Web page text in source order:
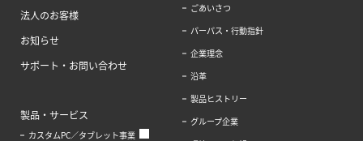
法人のお客様
お知らせ
サポート・お問い合わせ
製品・サービス
カスタムPC／タブレット事業
ごあいさつ
パーパス・行動指針
企業理念
沿革
製品ヒストリー
グループ企業